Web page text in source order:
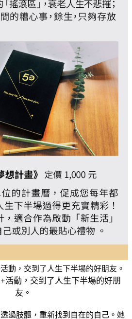
活動，交到了人生下半場的好朋
友。